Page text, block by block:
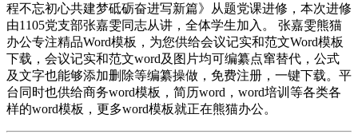
程不忘初心共建梦砥砺奋进写新篇》从题党课进修，本次进修
由1105党支部张嘉雯同志从讲，全体学生加入。 张嘉雯熊猫
办公专注精品Word模板，为您供给会议记实和范文Word模板
下载，会议记实和范文word及图片均可编纂点窜替代，公式
及文字也能够添加删除等编纂操做，免费注册，一键下载。平
台同时也供给商务word模板，简历word，word培训等各类各
样的word模板，更多word模板就正在熊猫办公。